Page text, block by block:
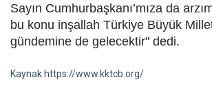
Sayın Cumhurbaşkanı’mıza da
bu konu inşallah Türkiye Büyük
gündemine de gelecektir" dedi.
Kaynak:https://www.kktcb.org/